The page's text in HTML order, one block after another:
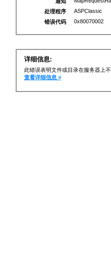
处理程序
ASPClassic
错误代码
0x80070002
详细信息:
此错误表明文件或目录在服务器上
查看详细信息 »